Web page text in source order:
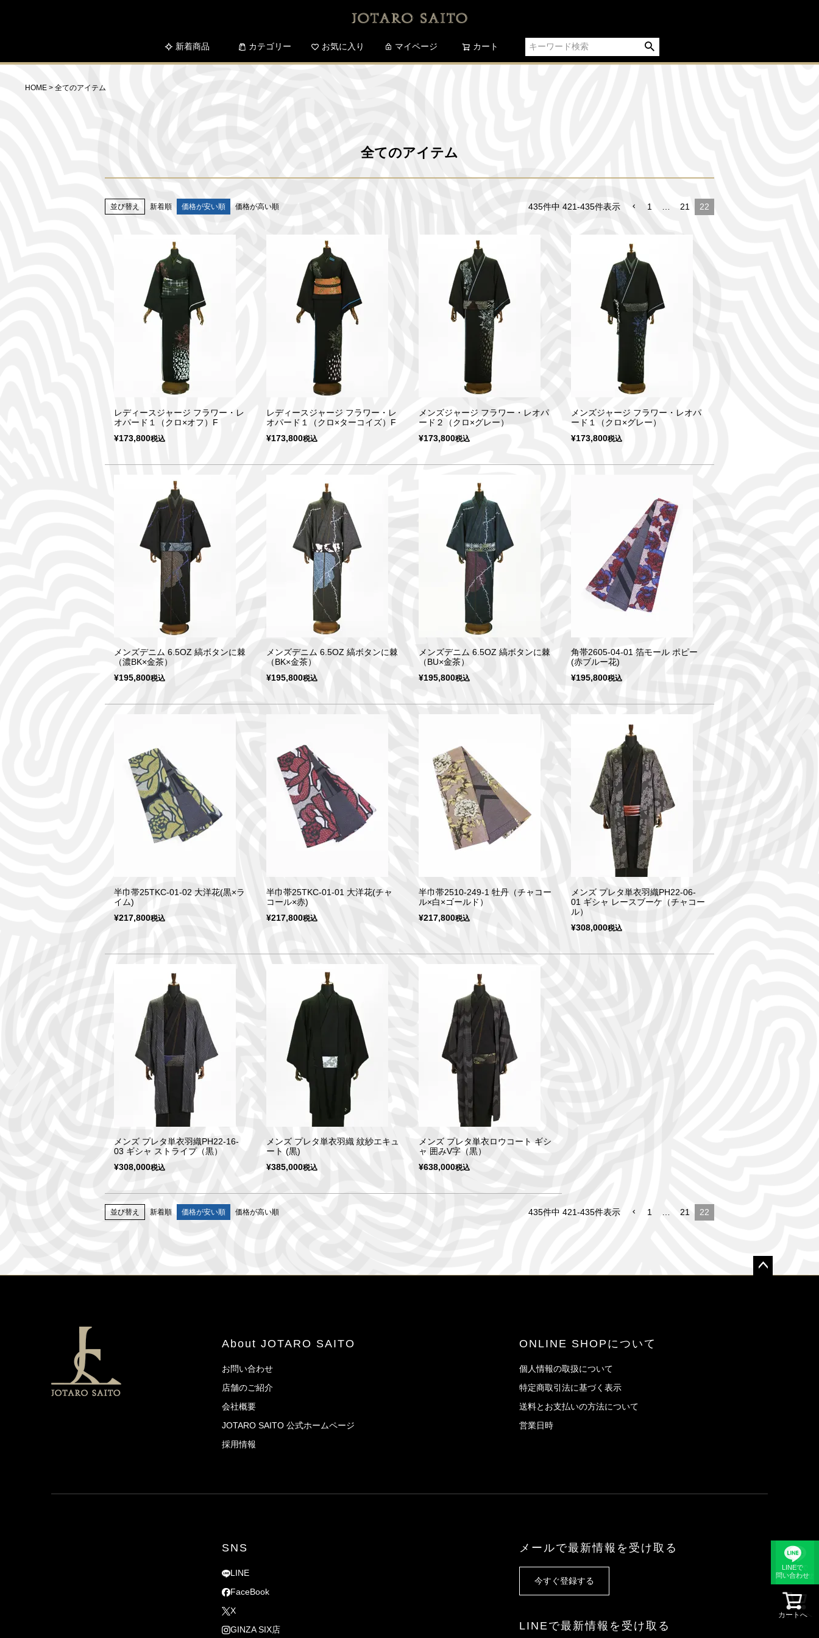
LINEで
問い合わせ
カートへ
新着商品 カテゴリー お気に入り マイページ カート
検索
HOME 全てのアイテム
全てのアイテム
並び替え 新着順 価格が安い順 価格が高い順 435件中 421-435件表示 1 21 22
レディースジャージ フラワー・レ
オパード１（クロ×オフ）F
¥173,800税込
レディースジャージ フラワー・レ
オパード１（クロ×ターコイズ）F
¥173,800税込
メンズジャージ フラワー・レオパ
ード２（クロ×グレー）
¥173,800税込
メンズジャージ フラワー・レオパ
ード１（クロ×グレー）
¥173,800税込
メンズデニム 6.5OZ 縞ボタンに棘
（濃BK×金茶）
¥195,800税込
メンズデニム 6.5OZ 縞ボタンに棘
（BK×金茶）
¥195,800税込
メンズデニム 6.5OZ 縞ボタンに棘
（BU×金茶）
¥195,800税込
角帯2605-04-01 箔モール ポピー
(赤ブルー花)
¥195,800税込
半巾帯25TKC-01-02 大洋花(黒×ラ
イム)
¥217,800税込
半巾帯25TKC-01-01 大洋花(チャ
コール×赤)
¥217,800税込
半巾帯2510-249-1 牡丹（チャコー
ル×白×ゴールド）
¥217,800税込
メンズ プレタ単衣羽織PH22-06-
01 ギシャ レースブーケ（チャコー
ル）
¥308,000税込
メンズ プレタ単衣羽織PH22-16-
03 ギシャ ストライプ（黒）
¥308,000税込
メンズ プレタ単衣羽織 紋紗エキュ
ート (黒)
¥385,000税込
メンズ プレタ単衣ロウコート ギシ
ャ 囲みV字（黒）
¥638,000税込
並び替え 新着順 価格が安い順 価格が高い順 435件中 421-435件表示 1 21 22
LINEで
問い合わせ
カートへ
About JOTARO SAITO
お問い合わせ
店舗のご紹介
会社概要
JOTARO SAITO 公式ホームページ
採用情報
ONLINE SHOPについて
個人情報の取扱について
特定商取引法に基づく表示
送料とお支払いの方法について
営業日時
SNS
LINE
FaceBook
X
GINZA SIX店
メールで最新情報を受け取る
今すぐ登録する
LINEで最新情報を受け取る